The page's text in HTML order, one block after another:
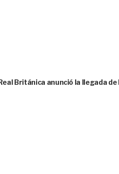
Británica anunció la llegada de